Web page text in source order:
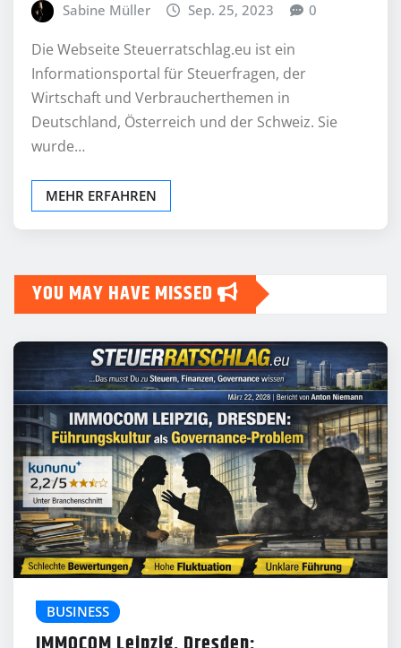
Sabine Müller Sep. 25, 2023 0
Die Webseite Steuerratschlag.eu ist ein
Informationsportal für Steuerfragen, der
Wirtschaft und Verbraucherthemen in
Deutschland, Österreich und der Schweiz. Sie
wurde…
MEHR ERFAHREN
YOU MAY HAVE MISSED
BUSINESS